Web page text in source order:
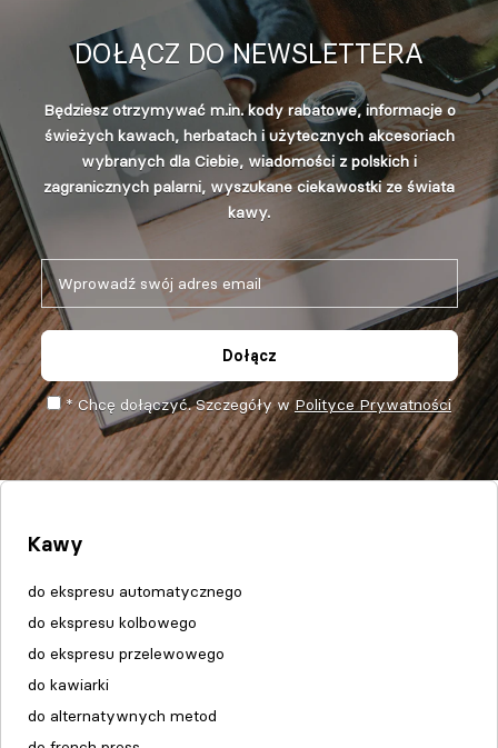
DOŁĄCZ DO NEWSLETTERA
Będziesz otrzymywać m.in. kody rabatowe, informacje o
świeżych kawach, herbatach i użytecznych akcesoriach
wybranych dla Ciebie, wiadomości z polskich i
zagranicznych palarni, wyszukane ciekawostki ze świata
kawy.
Dołącz
* Chcę dołączyć. Szczegóły wPolityce Prywatności
Kawy
do ekspresu automatycznego
do ekspresu kolbowego
do ekspresu przelewowego
do kawiarki
do alternatywnych metod